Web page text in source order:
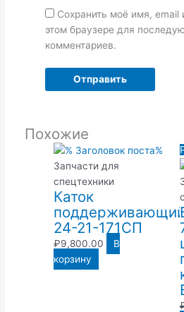
Сохранить моё имя, email
этом браузере для
комментариев.
Похожие
Запчасти для
спецтехники
Каток
24-21-171СП
₽9,800.00
В
корзину